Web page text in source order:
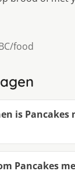
food
is Pancakes
Pancakes